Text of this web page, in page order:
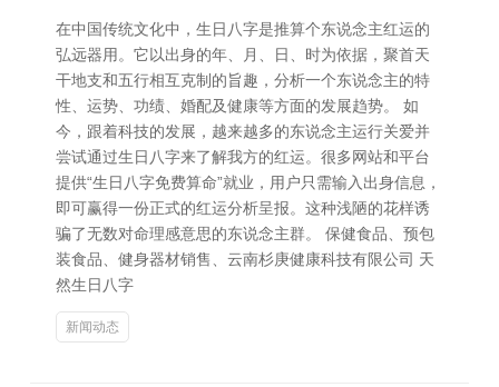
在中国传统文化中，生日八字是推算个东说念主红运的
弘远器用。它以出身的年、月、日、时为依据，聚首天
干地支和五行相互克制的旨趣，分析一个东说念主的特
性、运势、功绩、婚配及健康等方面的发展趋势。 如
今，跟着科技的发展，越来越多的东说念主运行关爱并
尝试通过生日八字来了解我方的红运。很多网站和平台
提供“生日八字免费算命”就业，用户只需输入出身信息，
即可赢得一份正式的红运分析呈报。这种浅陋的花样诱
骗了无数对命理感意思的东说念主群。 保健食品、预包
装食品、健身器材销售、云南杉庚健康科技有限公司 天
然生日八字
新闻动态